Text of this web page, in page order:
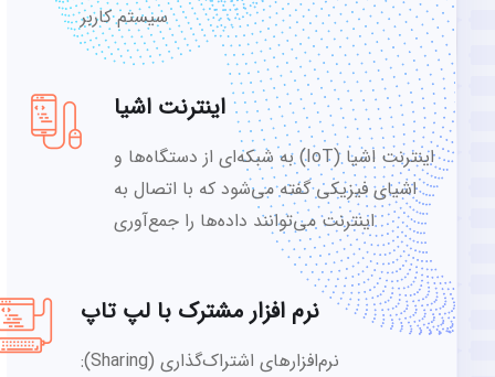
سیستم کاربر
اینترنت اشیا
اینترنت اشیا (IoT) به شبکه‌ای از دستگاه‌ها و
اشیای فیزیکی گفته می‌شود که با اتصال به
اینترنت می‌توانند داده‌ها را جمع‌آوری
نرم افزار مشترک با لپ تاپ
نرم‌افزارهای اشتراک‌گذاری (Sharing):